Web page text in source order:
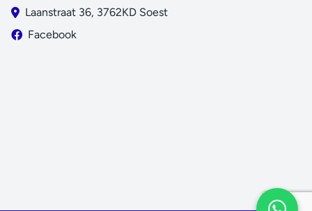
Laanstraat 36, 3762KD Soest
Facebook